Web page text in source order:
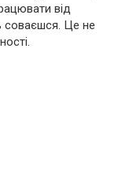
від
соваєшся. Це не